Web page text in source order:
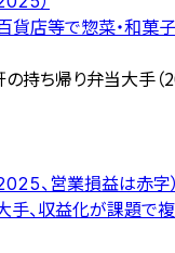
貨店等で惣菜・和菓
の持ち帰り弁当大手
、営業損益は赤字）
手、収益化が課題で